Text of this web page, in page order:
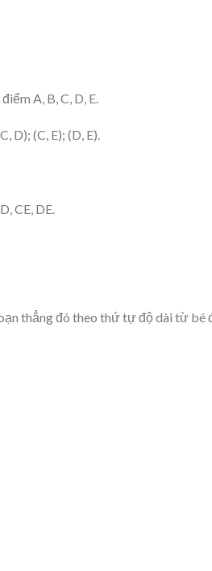
A, B, C, D, E.
D); (C, E); (D, E).
CE, DE.
thẳng đó theo thứ tự độ dài từ bé